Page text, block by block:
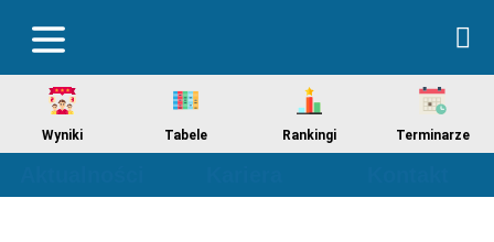
Wyniki Tabele Rankingi Terminarze